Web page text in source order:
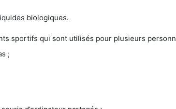
biologiques.
sportifs qui sont utilisés pour plusieurs
;